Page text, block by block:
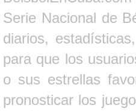
Serie Nacional de
diarios,
para que los
o sus estrellas
pronosticar los